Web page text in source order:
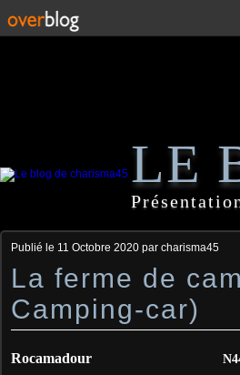
LE
Publié le 11 Octobre 2020 par charisma45
La ferme de
Camping-car)
Rocamadour